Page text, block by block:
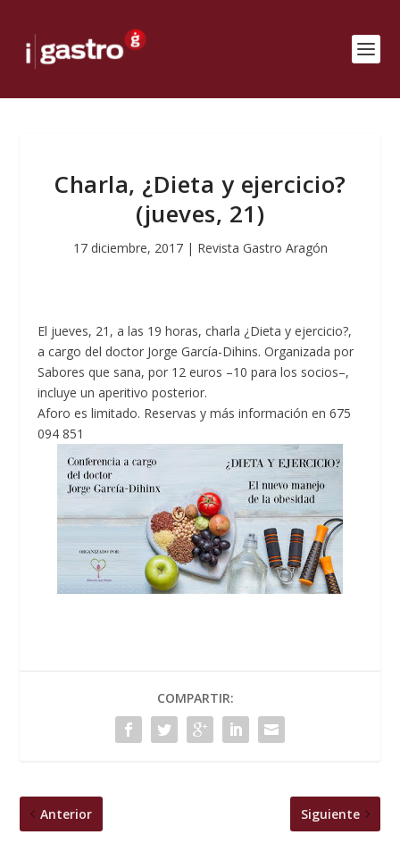
Charla, ¿Dieta y ejercicio?
(jueves, 21)
17 diciembre, 2017| Revista Gastro Aragón
El jueves, 21, a las 19 horas, charla ¿Dieta y ejercicio?,
a cargo del doctor Jorge García-Dihins. Organizada por
Sabores que sana, por 12 euros –10 para los socios–,
incluye un aperitivo posterior.
Aforo es limitado. Reservas y más información en 675
094 851
COMPARTIR:
Anterior Siguiente